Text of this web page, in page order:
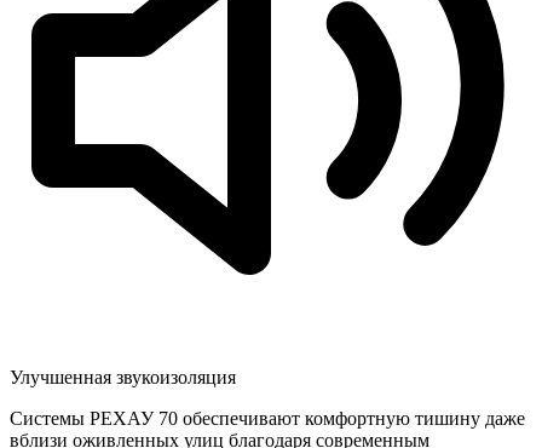
Улучшенная звукоизоляция
Системы РЕХАУ 70 обеспечивают комфортную тишину даже
вблизи оживленных улиц благодаря современным